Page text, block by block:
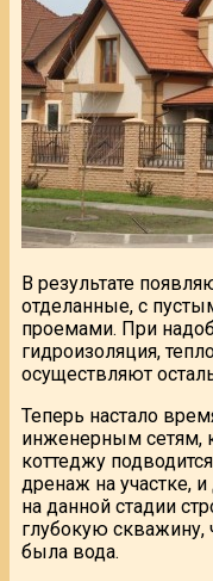
В результате
отделанные, с
проемами. При
гидроизоляция,
осуществляют
Теперь настало
инженерным сетям,
коттеджу
дренаж на участке,
на данной стадии
глубокую скважину,
была вода.